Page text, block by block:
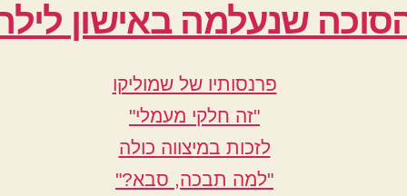
שנעלמה באישון
פרנסותיו של שמוליקו
"זה חלקי מעמלי"
לזכות במיצווה כולה
"למה תבכה, סבא?"